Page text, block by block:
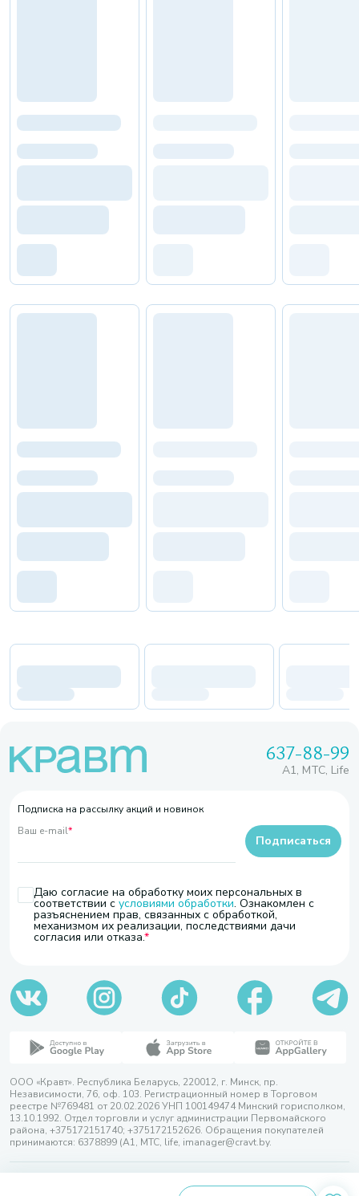
637-88-99
A1, МТС, Life
Подписка на рассылку акций и новинок
Ваш e-mail*
Даю согласие на обработку моих персональных в
соответствии с условиями обработки. Ознакомлен с
разъяснением прав, связанных с обработкой,
механизмом их реализации, последствиями дачи
согласия или отказа.
Подписаться
ООО «Кравт». Республика Беларусь, 220012, г. Минск, пр.
Независимости, 76, оф. 103. Регистрационный номер в Торговом
реестре №769481 от 20.02.2026 УНП 100149474 Минский горисполком,
13.10.1992. Отдел торговли и услуг администрации Первомайского
района, +375172151740; +375172152626. Обращения покупателей
принимаются: 6378899 (А1, МТС, life, imanager@cravt.by.